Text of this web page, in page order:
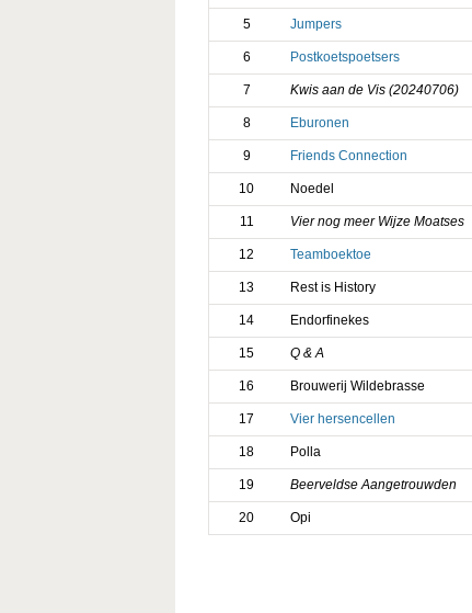
5 Jumpers
6 Postkoetspoetsers
7 Kwis aan de Vis (20240706)
8 Eburonen
9 Friends Connection
10 Noedel
11 Vier nog meer Wijze Moatses
12 Teamboektoe
13 Rest is History
14 Endorfinekes
15 Q & A
16 Brouwerij Wildebrasse
17 Vier hersencellen
18 Polla
19 Beerveldse Aangetrouwden
20 Opi